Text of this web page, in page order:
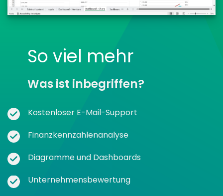
So viel mehr
Was ist inbegriffen?
Kostenloser E-Mail-Support
Finanzkennzahlenanalyse
Diagramme und Dashboards
Unternehmensbewertung